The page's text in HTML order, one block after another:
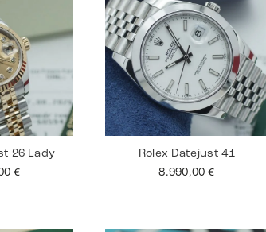
26 Lady
€
Rolex Datejust 41
8.990,00 €